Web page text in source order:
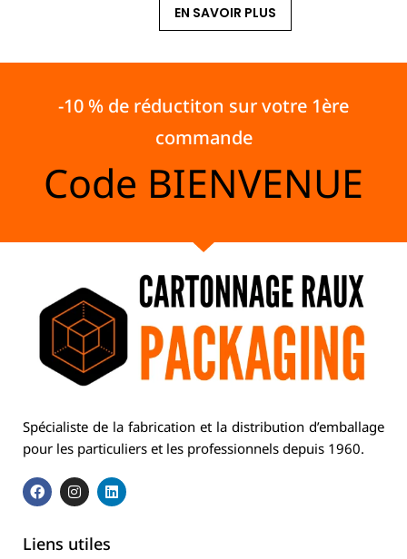
EN SAVOIR PLUS
-10 % de réductiton sur votre 1ère
commande
Code BIENVENUE
Spécialiste de la fabrication et la distribution d’emballage
pour les particuliers et les professionnels depuis 1960.
Liens utiles